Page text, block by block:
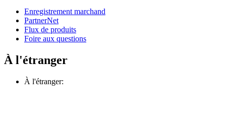
Enregistrement marchand
PartnerNet
Flux de produits
Foire aux questions
À l'étranger
À l'étranger: